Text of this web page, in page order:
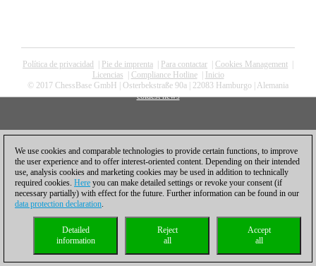
Política de privacidad Pie de imprenta Para contactar Cookies Management
Licencias
Compliance Hotline|
Inicio
© 2017 ChessBase GmbH | Osterbekstraße 90a | 22083 Hamburgo | Alemania
coldest news
We use cookies and comparable technologies to provide certain functions, to improve
the user experience and to offer interest-oriented content. Depending on their intended
use, analysis cookies and marketing cookies may be used in addition to technically
required cookies. Here you can make detailed settings or revoke your consent (if
necessary partially) with effect for the future. Further information can be found in our
data protection declaration.
Accept
all
Reject
all
Detailed
information